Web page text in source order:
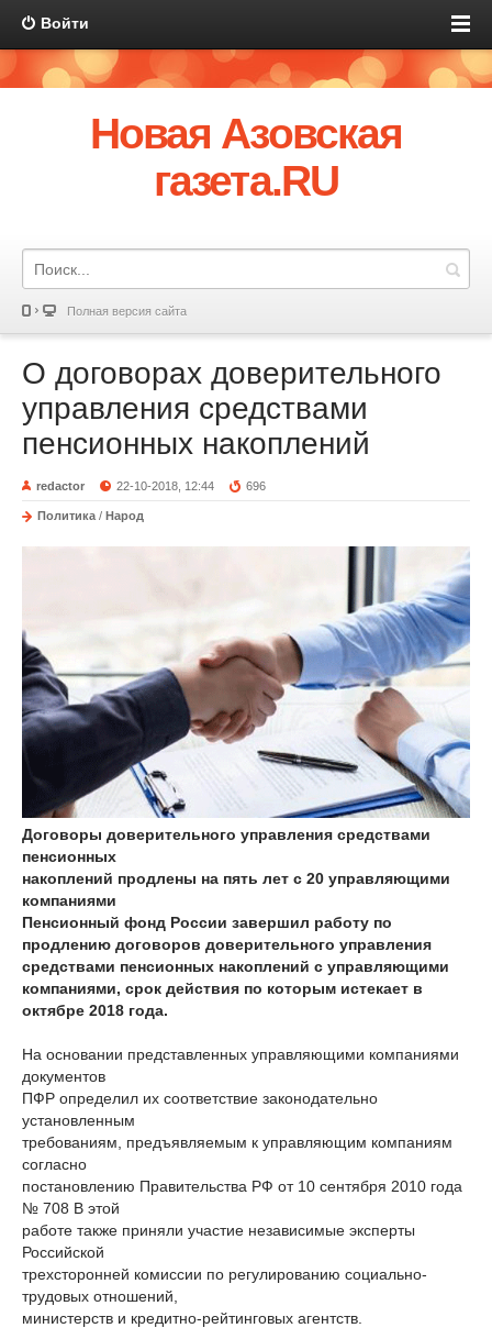
Войти
Новая Азовская
газета.RU
Полная версия сайта
О договорах доверительного
управления средствами
пенсионных накоплений
redactor 22-10-2018, 12:44 696
Политика / Народ
Договоры доверительного управления средствами
пенсионных
накоплений продлены на пять лет с 20 управляющими
компаниями
Пенсионный фонд России завершил работу по
продлению договоров доверительного управления
средствами пенсионных накоплений с управляющими
компаниями, срок действия по которым истекает в
октябре 2018 года.
На основании представленных управляющими компаниями
документов
ПФР определил их соответствие законодательно
установленным
требованиям, предъявляемым к управляющим компаниям
согласно
постановлению Правительства РФ от 10 сентября 2010 года
№ 708 В этой
работе также приняли участие независимые эксперты
Российской
трехсторонней комиссии по регулированию социально-
трудовых отношений,
министерств и кредитно-рейтинговых агентств.